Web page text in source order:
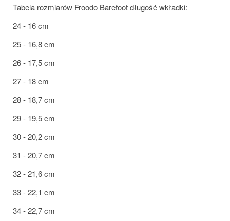
Tabela rozmiarów Froodo Barefoot długość wkładki:
24 - 16 cm
25 - 16,8 cm
26 - 17,5 cm
27 - 18 cm
28 - 18,7 cm
29 - 19,5 cm
30 - 20,2 cm
31 - 20,7 cm
32 - 21,6 cm
33 - 22,1 cm
34 - 22,7 cm